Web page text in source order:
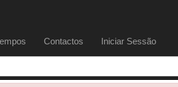
Contactos Iniciar Sessão